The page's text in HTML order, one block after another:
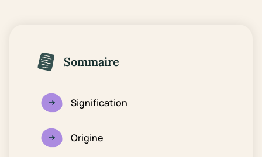
Sommaire
Signification
Origine